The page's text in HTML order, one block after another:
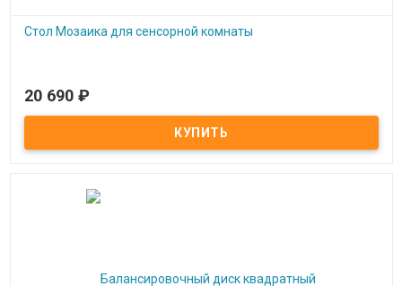
Стол Мозаика для сенсорной комнаты
Под заказ
Стол Мозаика для сенсорной комнаты
20 690 ₽